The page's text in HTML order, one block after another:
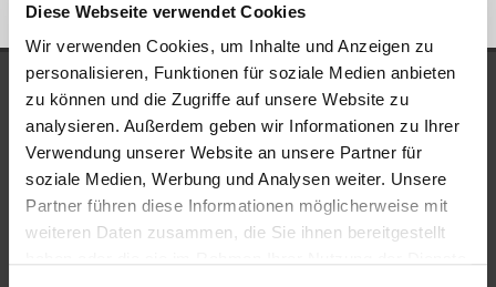
Diese Webseite verwendet Cookies
Wir verwenden Cookies, um Inhalte und Anzeigen zu
personalisieren, Funktionen für soziale Medien anbieten
zu können und die Zugriffe auf unsere Website zu
analysieren. Außerdem geben wir Informationen zu Ihrer
Verwendung unserer Website an unsere Partner für
soziale Medien, Werbung und Analysen weiter. Unsere
Partner führen diese Informationen möglicherweise mit
weiteren Daten zusammen, die Sie ihnen bereitgestellt
UNSERE AUSZEICHNUNGEN